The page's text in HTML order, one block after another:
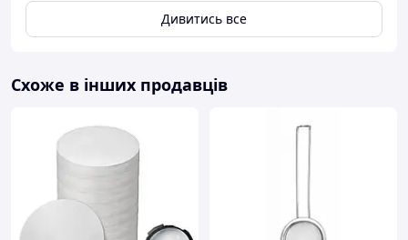
Дивитись все
Схоже в інших продавців